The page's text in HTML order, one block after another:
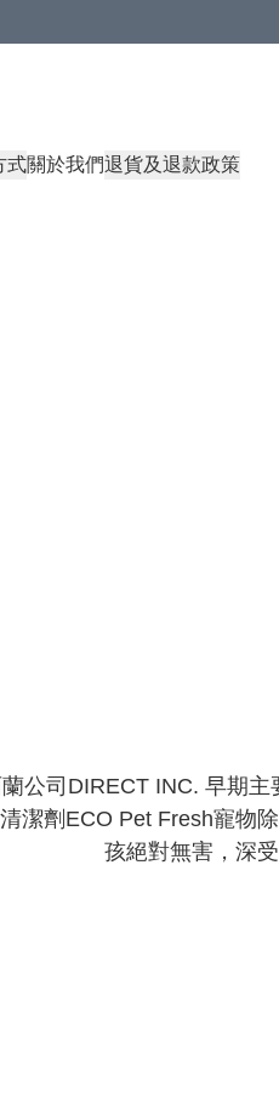
式關於我們退貨及退款政策
公司DIRECT INC. 早期
潔劑ECO Pet Fresh寵物
孩絕對無害，深